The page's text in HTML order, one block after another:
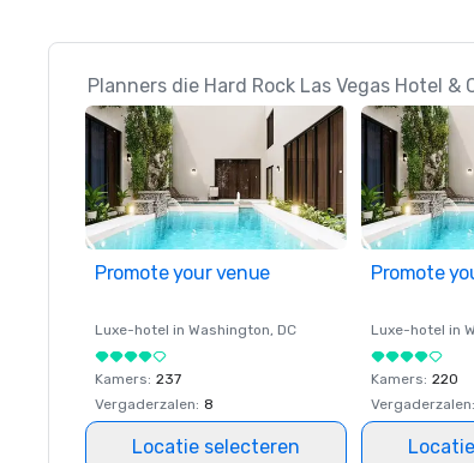
Planners die Hard Rock Las Vegas Hotel &
Promote your venue
Luxe-hotel in Washington, DC
Kamers: 237
Vergaderzalen: 8
Locatie selecteren
Promote
Luxe-hotel in
Kamers: 220
Vergaderzalen: